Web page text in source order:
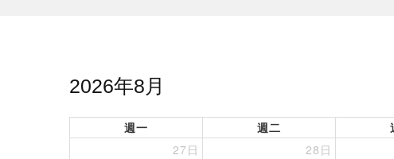
2026年8月
週一 週二
27日
28日